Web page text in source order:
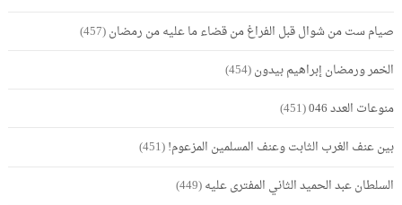
صيام ست من شوال قبل الفراغ من قضاء ما عليه من رمضان(457)
الخمر ورمضان إبراهيم بيدون(454)
منوعات العدد 046
(451)
بين عنف الغرب الثابت وعنف المسلمين المزعوم!(451)
السلطان عبد الحميد الثاني المفترى عليه(449)